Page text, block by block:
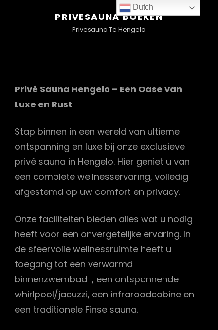
PRIVESAUNA BOEKEN
Privesauna Te Hengelo
Privé Sauna Hengelo – Een Oase van
Luxe en Rust
Stap binnen in een wereld van ultieme
ontspanning en luxe bij onze exclusieve
privé sauna in Hengelo. Hier geniet u van
een complete wellnesservaring, volledig
afgestemd op uw comfort en privacy.
Onze faciliteiten bieden alles wat u nodig
heeft voor een onvergetelijke ervaring. In
de sfeervolle wellnessruimte heeft u
toegang tot een verwarmd
binnenzwembad , een ontspannende
whirlpool/jacuzzi, een infraroodcabine en
een traditionele Finse sauna.
Dutch